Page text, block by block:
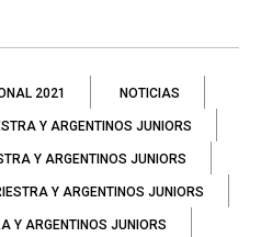
2021 NOTICIAS
Y ARGENTINOS JUNIORS
Y ARGENTINOS JUNIORS
Y ARGENTINOS JUNIORS
Y ARGENTINOS JUNIORS